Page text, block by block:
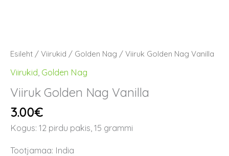
Esileht / Viirukid / Golden Nag / Viiruk Golden Nag Vanilla
Viirukid, Golden Nag
Viiruk Golden Nag Vanilla
3.00€
Kogus: 12 pirdu pakis, 15 grammi
Tootjamaa: India